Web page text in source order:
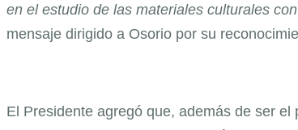
en el estudio de las materiales culturales
mensaje dirigido a Osorio por su
El Presidente agregó que, además de ser